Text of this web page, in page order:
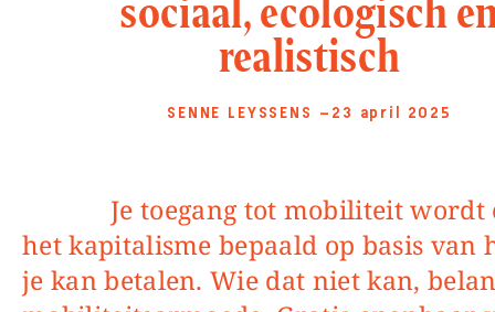
realistisch
SENNE LEYSSENS —23 april 2025
Je toegang tot mobiliteit wordt onder
het kapitalisme bepaald op basis van
je kan betalen. Wie dat niet kan,